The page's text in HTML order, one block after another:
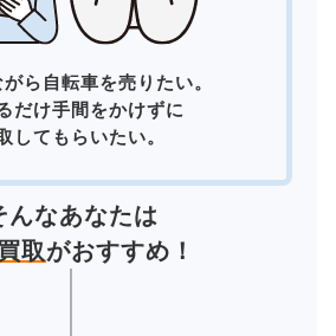
ら自転車を売りたい。
だけ手間をかけずに
してもらいたい。
んなあなたは
取がおすすめ！